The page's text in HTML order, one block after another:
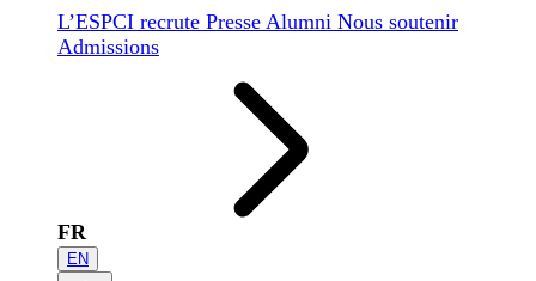
L’ESPCI recrute Presse Alumni Nous soutenir
Admissions
FR
EN